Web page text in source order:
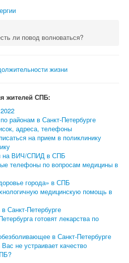
ли повод волноваться?
жителей СПБ:
районам в Санкт-Петербурге
адреса, телефоны
на прием в поликлинику
на ВИЧ/СПИД в СПБ
телефоны по вопросам медицины в
города» в СПБ
медицинскую помощь в
Санкт-Петербурге
готовят лекарства по
в Санкт-Петербурге
не устраивает качество